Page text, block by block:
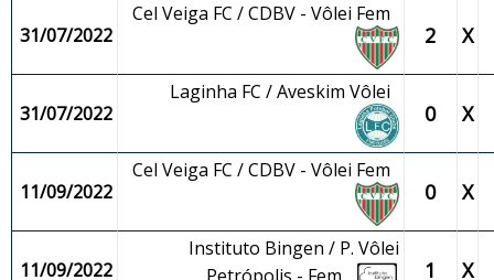
31/07/2022
Cel Veiga FC / CDBV - Vôlei Fem
2 X
31/07/2022
Laginha FC / Aveskim Vôlei
0 X
11/09/2022
Cel Veiga FC / CDBV - Vôlei Fem
0 X
11/09/2022
Instituto Bingen / P. Vôlei
1 X